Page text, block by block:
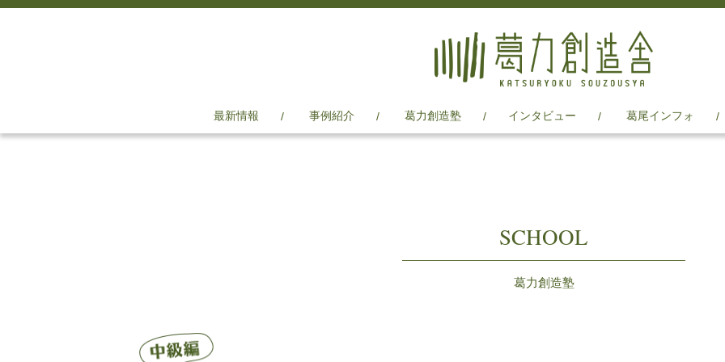
最新情報 事例紹介 葛力創造塾 インタビュー 葛尾インフォ
SCHOOL
葛力創造塾